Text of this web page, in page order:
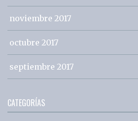
noviembre 2017
octubre 2017
septiembre 2017
CATEGORÍAS